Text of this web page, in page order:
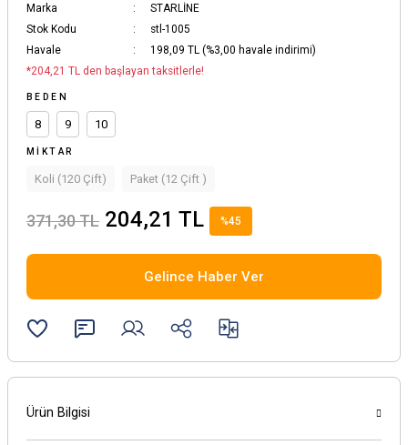
Marka
STARLİNE
Stok Kodu
stl-1005
Havale
198,09 TL (%3,00 havale indirimi)
*204,21 TL den başlayan taksitlerle!
BEDEN
8 9 10
MIKTAR
Koli (120 Çift) Paket (12 Çift )
371,30 TL 204,21 TL %45
Gelince Haber Ver
Ürün Bilgisi